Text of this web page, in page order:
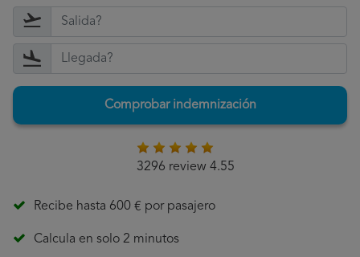
Comprobar indemnización
3296 review 4.55
Recibe hasta 600 € por pasajero
Calcula en solo 2 minutos